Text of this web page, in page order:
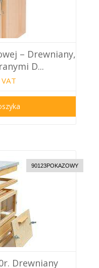
– Drewniany,
D...
90123POKAZOWY
Drewniany